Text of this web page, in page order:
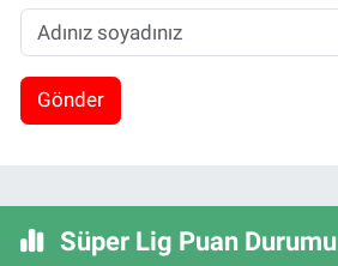
Gönder
Süper Lig Puan Durumu